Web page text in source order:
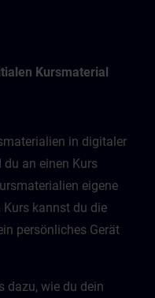
Kursmaterial
in digitaler
du an einen Kurs
eigene
kannst du die
persönliches Gerät
dazu, wie du dein